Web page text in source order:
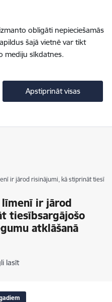
obligāti nepieciešamās
šajā vietnē var tikt
mediju sīkdatnes.
Apstiprināt visas
ir jārod risinājumi, kā stiprināt
līmenī ir jārod
tiesībsargājošo
atklāšanā
lasīt